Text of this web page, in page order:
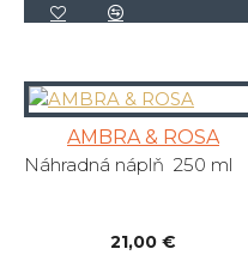
AMBRA & ROSA
Náhradná náplň 250 ml
21,00 €